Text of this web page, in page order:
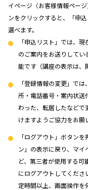
イページ（お客様情報ペー
ンをクリックすると、「申
選べます。
「申込リスト」では、
のご案内をお送りして
能です（講座の表示は、
「登録情報の変更」で
所・電話番号・案内状送
わった、転居したなどで
けますようご協力をお願
「ログアウト」ボタン
ン」の表示に戻り、マ
ど、第三者が使用する可
にログアウトしてくだ
定時間以上、画面操作を